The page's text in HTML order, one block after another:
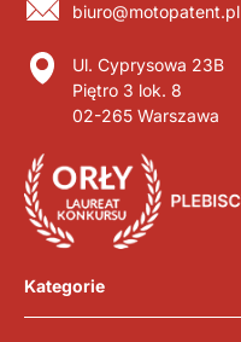
biuro@motopatent.pl
Ul. Cyprysowa 23B
Piętro 3 lok. 8
02-265 Warszawa
Kategorie